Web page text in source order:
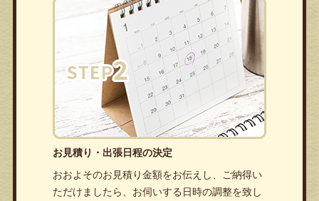
お見積り・出張日程の決定
おおよそのお見積り金額をお伝えし、ご納得い
ただけましたら、お伺いする日時の調整を致し